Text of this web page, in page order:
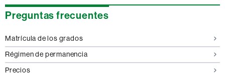
Preguntas frecuentes
Matrícula de los grados
Régimen de permanencia
Precios